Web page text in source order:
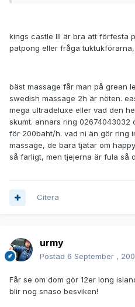
kings castle III är bra att förfesta
patpong eller fråga
bäst massage får man på grean
swedish massage 2h är nöten.
mega ultradeluxe eller vad den
skumt. annars ring
för 200baht/h. vad ni än gör ring
massage, de bara tjatar om
så farligt, men tjejerna är fula så
Citera
urmy
Postad 6 September ,
Får se om dom gör 12er long
blir nog snaso besviken!